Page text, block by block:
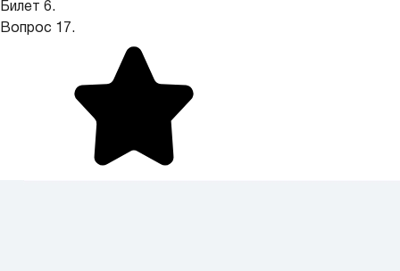
Билет 6.
Вопрос 17.